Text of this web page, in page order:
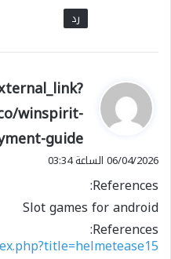
رد
ي
و
ل
winspirit-
guide
06/04/2026 الساعة 03:34
References:
Slot games for android
References: